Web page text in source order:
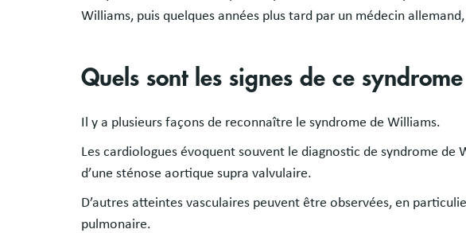
Williams, puis quelques années plus tard par un médecin
Quels sont les signes de ce
Il y a plusieurs façons de reconnaître le syndrome de Williams.
Les cardiologues évoquent souvent le diagnostic de syndrome de
d’une sténose aortique supra valvulaire.
D’autres atteintes vasculaires peuvent être observées, en
pulmonaire.